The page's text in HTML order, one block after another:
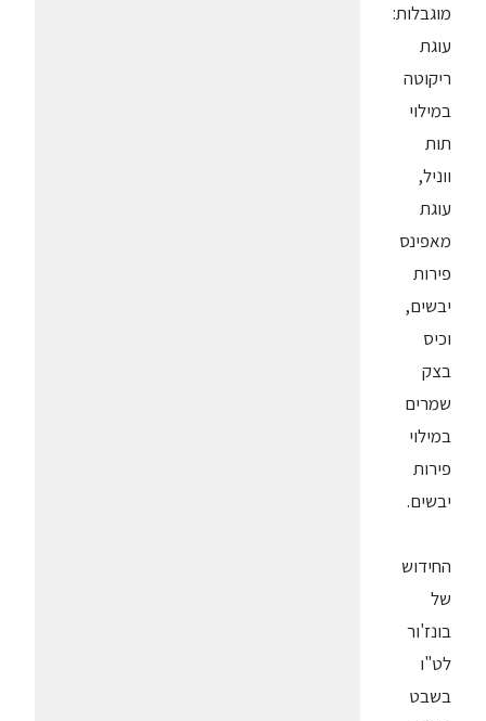
מוגבלות:
עוגת
ריקוטה
במילוי
תות
ווניל,
עוגת
מאפינס
פירות
יבשים,
וכיס
בצק
שמרים
במילוי
פירות
יבשים.
החידוש
של
בונז'ור
לט"ו
בשבט